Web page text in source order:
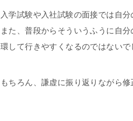
入学試験や入社試験の面接では自
また、普段からそういうふうに自
環して行きやすくなるのではないで
もちろん、謙虚に振り返りながら